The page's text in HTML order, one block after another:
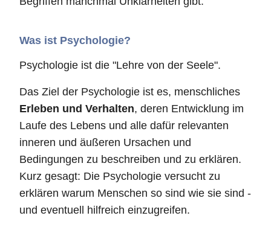
Was ist Psychologie?
Psychologie ist die "Lehre von der Seele".
Das Ziel der Psychologie ist es, menschliches
Erleben und Verhalten, deren Entwicklung im
Laufe des Lebens und alle dafür relevanten
inneren und äußeren Ursachen und
Bedingungen zu beschreiben und zu erklären.
Kurz gesagt: Die Psychologie versucht zu
erklären warum Menschen so sind wie sie sind -
und eventuell hilfreich einzugreifen.